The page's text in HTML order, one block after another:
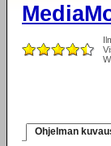
Ohjelman